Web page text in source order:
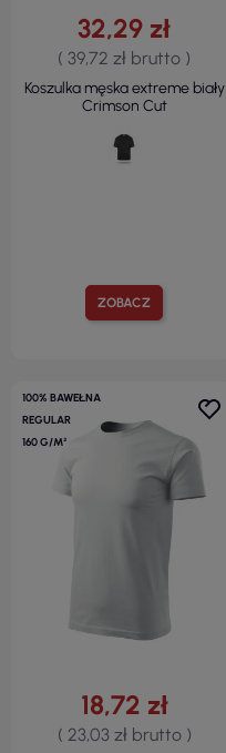
ZOBACZ
32,29 zł
( 39,72 zł brutto )
Koszulka męska extreme biały
Crimson Cut
100% BAWEŁNA
REGULAR
160 G/M²
18,72 zł
( 23,03 zł brutto )